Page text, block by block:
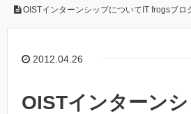
OISTインターンシップについてIT frogsブロ
2012.04.26
OISTインターン